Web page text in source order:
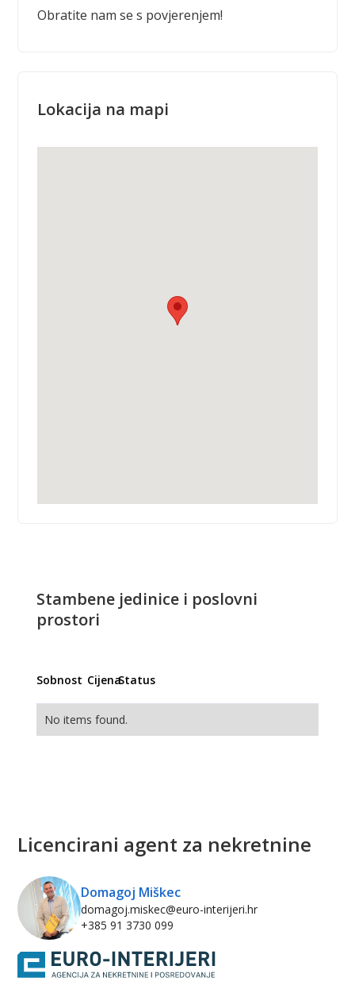
Obratite nam se s povjerenjem!
Lokacija na mapi
Stambene jedinice i poslovni
prostori
Sobnost CijenaStatus
No items found.
Licencirani agent za nekretnine
Domagoj Miškec
domagoj.miskec@euro-interijeri.hr
+385 91 3730 099